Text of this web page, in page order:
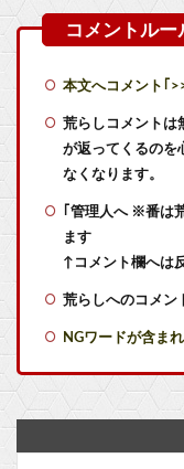
【東方】怨霊にナメ
「斬撃を飛ばす」←
【急募】おまえらの
ガリガリな「けもフ
本文へコメント｢
荒らしコメントは
が返ってくるのを
なくなります。
｢管理人へ ※番は
ます
↑コメント欄へは
荒らしへのコメン
NGワードが含ま